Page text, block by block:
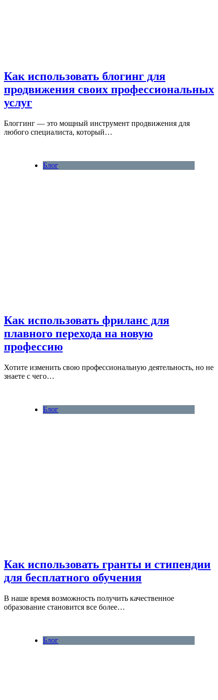
Как использовать блогинг для
продвижения своих профессиональных
услуг
Блоггинг — это мощный инструмент продвижения для
любого специалиста, который…
Блог
Как использовать фриланс для
плавного перехода на новую
профессию
Хотите изменить свою профессиональную деятельность, но не
знаете с чего…
Блог
Как использовать гранты и стипендии
для бесплатного обучения
В наше время возможность получить качественное
образование становится все более…
Блог